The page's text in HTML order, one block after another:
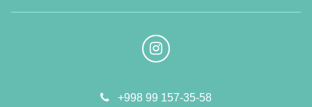
+998 99 157-35-58